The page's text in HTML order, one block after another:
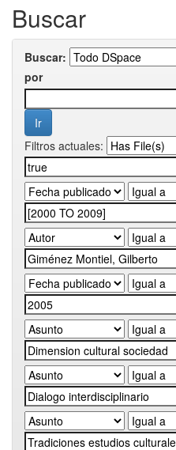
Buscar
Buscar:
por
Filtros actuales: